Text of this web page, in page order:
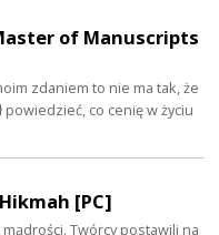
of Manuscripts
zdaniem to nie ma tak, że
co cenię w życiu
[PC]
Twórcy postawili na